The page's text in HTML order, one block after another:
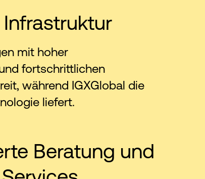
mit hoher
fortschrittlichen
während IGXGlobal die
liefert.
Beratung und